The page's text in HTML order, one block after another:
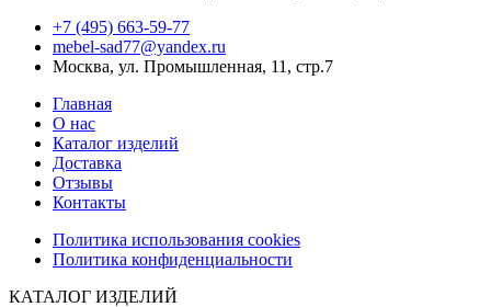
+7 (495) 663-59-77
mebel-sad77@yandex.ru
Москва, ул. Промышленная, 11, стр.7
Главная
О нас
Каталог изделий
Доставка
Отзывы
Контакты
Политика использования cookies
Политика конфиденциальности
КАТАЛОГ ИЗДЕЛИЙ